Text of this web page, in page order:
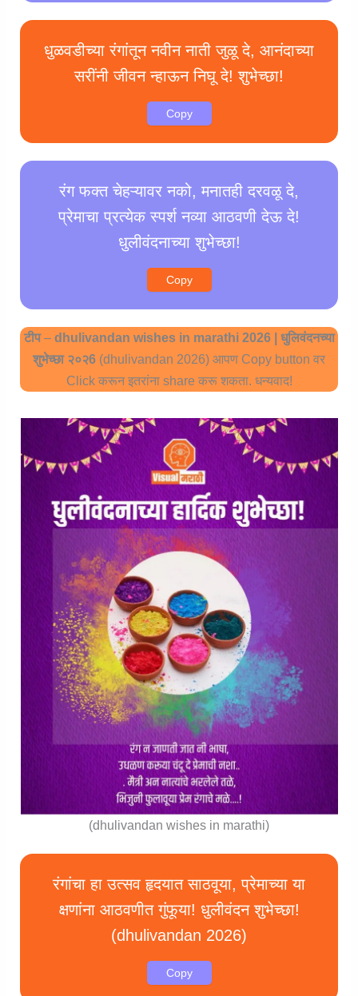
धुळवडीच्या रंगांतून नवीन नाती जुळू दे, आनंदाच्या
सरींनी जीवन न्हाऊन निघू दे! शुभेच्छा!
Copy
रंग फक्त चेहऱ्यावर नको, मनातही दरवळू दे,
प्रेमाचा प्रत्येक स्पर्श नव्या आठवणी देऊ दे!
धुलीवंदनाच्या शुभेच्छा!
Copy
टीप– dhulivandan wishes in marathi 2026 | धुलिवंदनच्या
शुभेच्छा २०२6 (dhulivandan 2026) आपण Copy button वर
Click करून इतरांना share करू शकता. धन्यवाद!
(dhulivandan wishes in marathi)
रंगांचा हा उत्सव हृदयात साठवूया, प्रेमाच्या या
क्षणांना आठवणीत गुंफूया! धुलीवंदन शुभेच्छा!
(dhulivandan 2026)
Copy